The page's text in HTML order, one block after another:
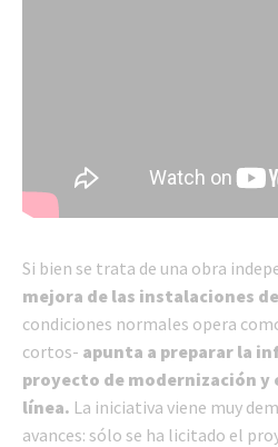
Si bien se trata de una obra
mejora de las instalaciones
condiciones normales opera
cortos- apunta a preparar la
proyecto de modernización
línea. La iniciativa viene muy
avances: sólo se ha licitado el